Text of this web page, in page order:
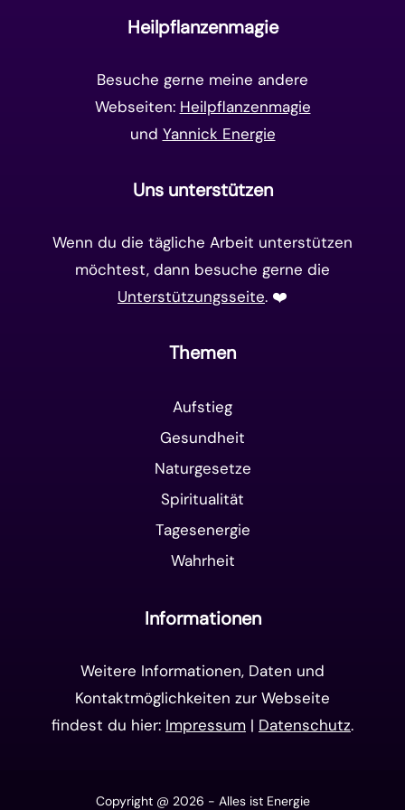
Heilpflanzenmagie
Besuche gerne meine andere
Webseiten: Heilpflanzenmagie
und Yannick Energie
Uns unterstützen
Wenn du die tägliche Arbeit unterstützen
möchtest, dann besuche gerne die
Unterstützungsseite. ❤️️
Themen
Aufstieg
Gesundheit
Naturgesetze
Spiritualität
Tagesenergie
Wahrheit
Informationen
Weitere Informationen, Daten und
Kontaktmöglichkeiten zur Webseite
findest du hier: Impressum | Datenschutz.
Copyright @ 2026 - Alles ist Energie